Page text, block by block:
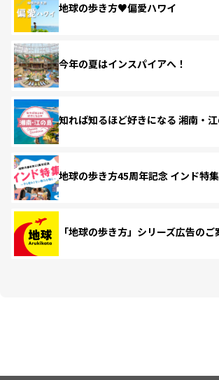
地球の歩き方♥偏愛ハワイ
今年の夏はインスパイアへ！
知れば知るほど好きになる 湘南・
地球の歩き方45周年記念 インド特集
「地球の歩き方」シリーズ広告のご